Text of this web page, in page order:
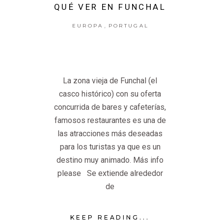
QUÉ VER EN FUNCHAL
EUROPA PORTUGAL
La zona vieja de Funchal (el
casco histórico) con su oferta
concurrida de bares y cafeterías,
famosos restaurantes es una de
las atracciones más deseadas
para los turistas ya que es un
destino muy animado. Más info
please Se extiende alrededor
de
KEEP READING...